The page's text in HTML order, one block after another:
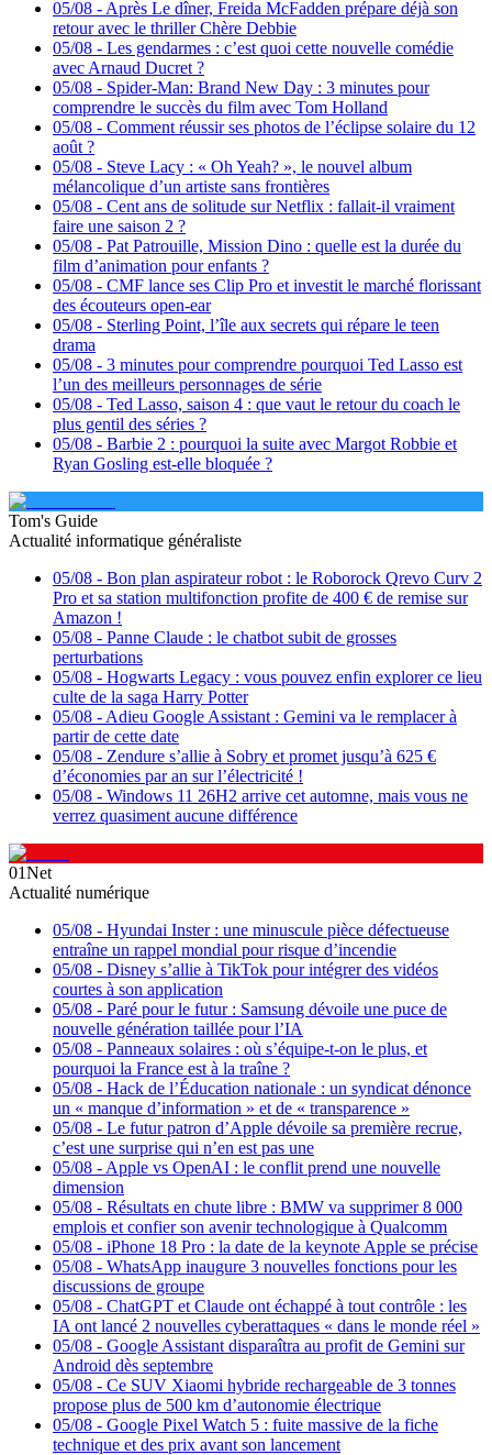
05/08 - Après Le dîner, Freida McFadden prépare déjà son
retour avec le thriller Chère Debbie
05/08 - Les gendarmes : c’est quoi cette nouvelle comédie
avec Arnaud Ducret ?
05/08 - Spider-Man: Brand New Day : 3 minutes pour
comprendre le succès du film avec Tom Holland
05/08 - Comment réussir ses photos de l’éclipse solaire du 12
août ?
05/08 - Steve Lacy : « Oh Yeah? », le nouvel album
mélancolique d’un artiste sans frontières
05/08 - Cent ans de solitude sur Netflix : fallait-il vraiment
faire une saison 2 ?
05/08 - Pat Patrouille, Mission Dino : quelle est la durée du
film d’animation pour enfants ?
05/08 - CMF lance ses Clip Pro et investit le marché florissant
des écouteurs open-ear
05/08 - Sterling Point, l’île aux secrets qui répare le teen
drama
05/08 - 3 minutes pour comprendre pourquoi Ted Lasso est
l’un des meilleurs personnages de série
05/08 - Ted Lasso, saison 4 : que vaut le retour du coach le
plus gentil des séries ?
05/08 - Barbie 2 : pourquoi la suite avec Margot Robbie et
Ryan Gosling est-elle bloquée ?
Tom's Guide
Actualité informatique généraliste
05/08 - Bon plan aspirateur robot : le Roborock Qrevo Curv 2
Pro et sa station multifonction profite de 400 € de remise sur
Amazon !
05/08 - Panne Claude : le chatbot subit de grosses
perturbations
05/08 - Hogwarts Legacy : vous pouvez enfin explorer ce lieu
culte de la saga Harry Potter
05/08 - Adieu Google Assistant : Gemini va le remplacer à
partir de cette date
05/08 - Zendure s’allie à Sobry et promet jusqu’à 625 €
d’économies par an sur l’électricité !
05/08 - Windows 11 26H2 arrive cet automne, mais vous ne
verrez quasiment aucune différence
01Net
Actualité numérique
05/08 - Hyundai Inster : une minuscule pièce défectueuse
entraîne un rappel mondial pour risque d’incendie
05/08 - Disney s’allie à TikTok pour intégrer des vidéos
courtes à son application
05/08 - Paré pour le futur : Samsung dévoile une puce de
nouvelle génération taillée pour l’IA
05/08 - Panneaux solaires : où s’équipe-t-on le plus, et
pourquoi la France est à la traîne ?
05/08 - Hack de l’Éducation nationale : un syndicat dénonce
un « manque d’information » et de « transparence »
05/08 - Le futur patron d’Apple dévoile sa première recrue,
c’est une surprise qui n’en est pas une
05/08 - Apple vs OpenAI : le conflit prend une nouvelle
dimension
05/08 - Résultats en chute libre : BMW va supprimer 8 000
emplois et confier son avenir technologique à Qualcomm
05/08 - iPhone 18 Pro : la date de la keynote Apple se précise
05/08 - WhatsApp inaugure 3 nouvelles fonctions pour les
discussions de groupe
05/08 - ChatGPT et Claude ont échappé à tout contrôle : les
IA ont lancé 2 nouvelles cyberattaques « dans le monde réel »
05/08 - Google Assistant disparaîtra au profit de Gemini sur
Android dès septembre
05/08 - Ce SUV Xiaomi hybride rechargeable de 3 tonnes
propose plus de 500 km d’autonomie électrique
05/08 - Google Pixel Watch 5 : fuite massive de la fiche
technique et des prix avant son lancement